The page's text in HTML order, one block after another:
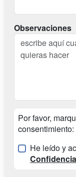
Observaciones
Por favor,
consentimiento:
He leído y